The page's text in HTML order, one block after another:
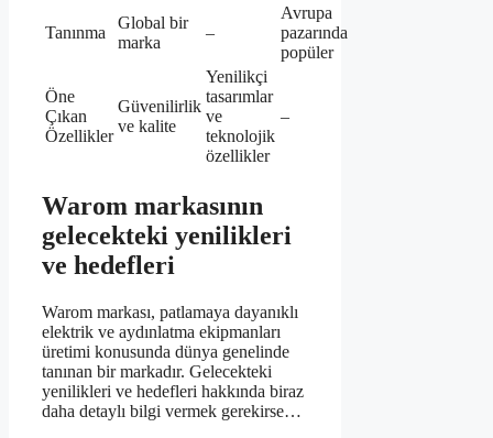
Tanınma
Global bir
marka
–
Avrupa
pazarında
popüler
Öne
Çıkan
Özellikler
Güvenilirlik
ve kalite
Yenilikçi
tasarımlar
ve
teknolojik
özellikler
–
Warom markasının
gelecekteki yenilikleri
ve hedefleri
Warom markası, patlamaya dayanıklı
elektrik ve aydınlatma ekipmanları
üretimi konusunda dünya genelinde
tanınan bir markadır. Gelecekteki
yenilikleri ve hedefleri hakkında biraz
daha detaylı bilgi vermek gerekirse…